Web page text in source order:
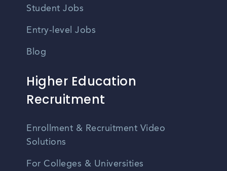
Student Jobs
Entry-level Jobs
Blog
Higher Education
Recruitment
Enrollment & Recruitment Video
Solutions
For Colleges & Universities